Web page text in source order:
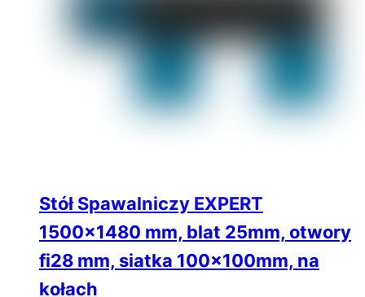
Stół Spawalniczy EXPERT
1500×1480 mm, blat 25mm, otwory
fi28 mm, siatka 100x100mm, na
kołach